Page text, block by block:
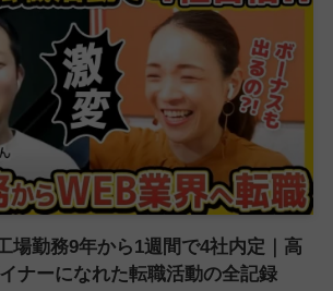
場勤務9年から1週間で4社内定｜高
ナーになれた転職活動の全記録